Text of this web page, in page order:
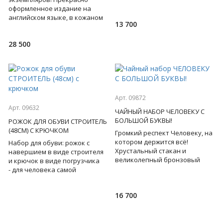
оформленное издание на
английском языке, в кожаном
тиснением
28 500
13 700
Арт. 09632
РОЖОК ДЛЯ ОБУВИ СТРОИТЕЛЬ
(48СМ) С КРЮЧКОМ
Набор для обуви: рожок с
навершием в виде строителя
и крючок в виде погрузчика
- для человека самой
Арт. 09872
ЧАЙНЫЙ НАБОР ЧЕЛОВЕКУ С
БОЛЬШОЙ БУКВЫ!
Громкий респект Человеку, на
котором держится всё!
Хрустальный стакан и
великолепный бронзовый
16 700